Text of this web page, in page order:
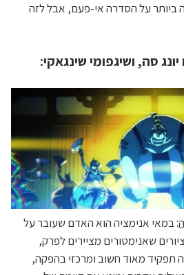
ביותר על הסדרה אי-פעם, אבל לזה
סה, ושיגפומי שינגאקי:
: במאי אנימציה הוא האדם שעובר על
שאנימטורים מציירים לפרק,
תפקיד מאוד חשוב ומרכזי בהפקה,